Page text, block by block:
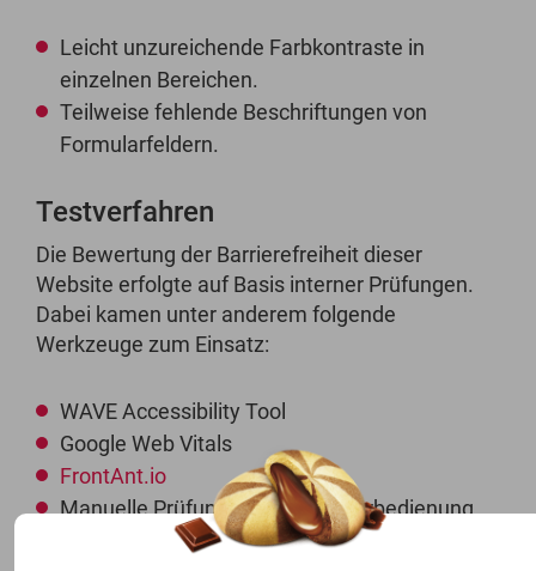
Leicht unzureichende Farbkontraste in
einzelnen Bereichen.
Teilweise fehlende Beschriftungen von
Formularfeldern.
Testverfahren
Die Bewertung der Barrierefreiheit dieser
Website erfolgte auf Basis interner Prüfungen.
Dabei kamen unter anderem folgende
Werkzeuge zum Einsatz:
WAVE Accessibility Tool
Google Web Vitals
FrontAnt.io
Manuelle Prüfungen mit Tastaturbedienung